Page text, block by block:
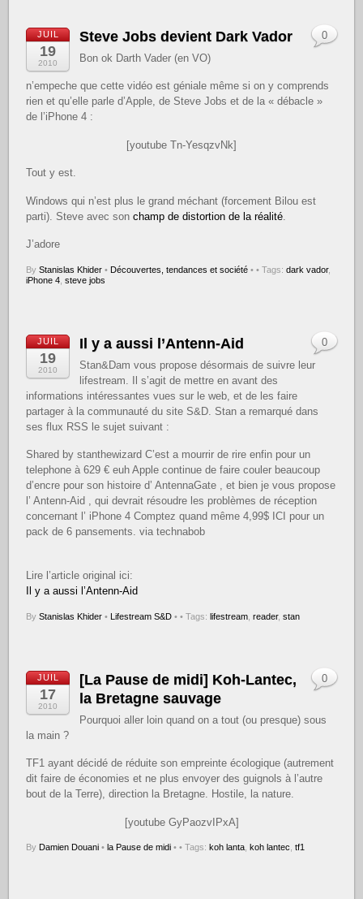
JUIL
19
2010
Steve Jobs devient Dark Vador
Bon ok Darth Vader (en VO)
n’empeche que cette vidéo est géniale même si on y comprends
rien et qu’elle parle d’Apple, de Steve Jobs et de la « débacle »
de l’iPhone 4 :
[youtube Tn-YesqzvNk]
Tout y est.
Windows qui n’est plus le grand méchant (forcement Bilou est
parti). Steve avec sonchamp de distortion de la réalité
J’adore
ByStanislas Khider • Découvertes, tendances et société •
0
• Tags:dark vador,
iPhone 4 ,steve jobs
JUIL
19
2010
Il y a aussi l’Antenn-Aid
Stan&Dam vous propose désormais de suivre leur
lifestream. Il s’agit de mettre en avant des
informations intéressantes vues sur le web, et de les faire
partager à la communauté du site S&D. Stan a remarqué dans
ses flux RSS le sujet suivant :
Shared by stanthewizard C’est a mourrir de rire enfin pour un
telephone à 629 € euh Apple continue de faire couler beaucoup
d’encre pour son histoire d’ AntennaGate , et bien je vous propose
l’ Antenn-Aid , qui devrait résoudre les problèmes de réception
concernant l’ iPhone 4 Comptez quand même 4,99$ ICI pour un
pack de 6 pansements. via technabob
Lire l’article original ici:
Il y a aussi l’Antenn-Aid
ByStanislas Khider • Lifestream S&D •
0
• Tags:lifestream ,reader,stan
JUIL
17
2010
[La Pause de midi] Koh-Lantec,
la Bretagne sauvage
Pourquoi aller loin quand on a tout (ou presque) sous
la main ?
TF1 ayant décidé de réduite son empreinte écologique (autrement
dit faire de économies et ne plus envoyer des guignols à l’autre
bout de la Terre), direction la Bretagne. Hostile, la nature.
[youtube GyPaozvIPxA]
By Damien Douani • la Pause de midi •
0
• Tags:koh lanta ,koh lantec ,tf1